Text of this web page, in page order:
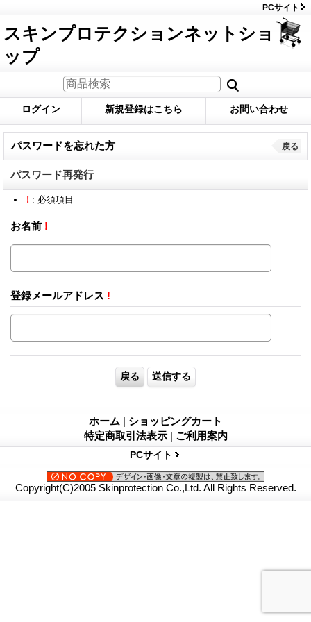
PCサイト
スキンプロテクションネットショ
ップ
ログイン 新規登録はこちら お問い合わせ
パスワードを忘れた方 戻る
パスワード再発行
! : 必須項目
お名前 !
登録メールアドレス !
ホーム | ショッピングカート
特定商取引法表示 | ご利用案内
PCサイト
Copyright(C)2005 Skinprotection Co.,Ltd. All Rights Reserved.